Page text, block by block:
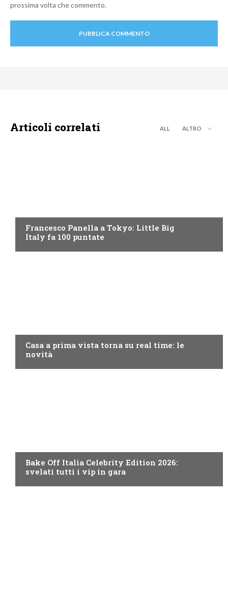
prossima volta che commento.
Articoli correlati ALL ALTRO
Francesco Panella a Tokyo: Little Big
Italy fa 100 puntate
Casa a prima vista torna su real time: le
novità
Bake Off Italia Celebrity Edition 2026:
svelati tutti i vip in gara